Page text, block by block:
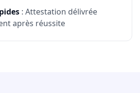
: Attestation délivrée
après réussite